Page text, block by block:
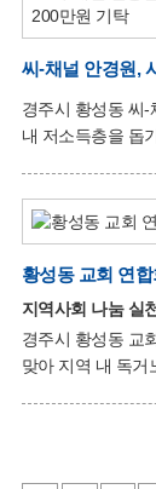
참석하였으며, 강
발전을 기약하는 소통의 시
2025년 한 해 동안 황성동의 복
황성동을 위해 땀
최정두 청년회장
황성동
경주시 황성동 씨-
내 저소득층을 돕기 위해 성금 200만 원을 사랑의열매
경로잔치, 동민
봉사활동으로 참
지역사회 나눔 문화 확
사랑을 전하는 황성
대표는 “이웃과
가장 큰 보람이라
힘이 된다
황성동 교회 연
지역사회 나눔 실
경주시 황성동 교
맞아 지역 내 독거